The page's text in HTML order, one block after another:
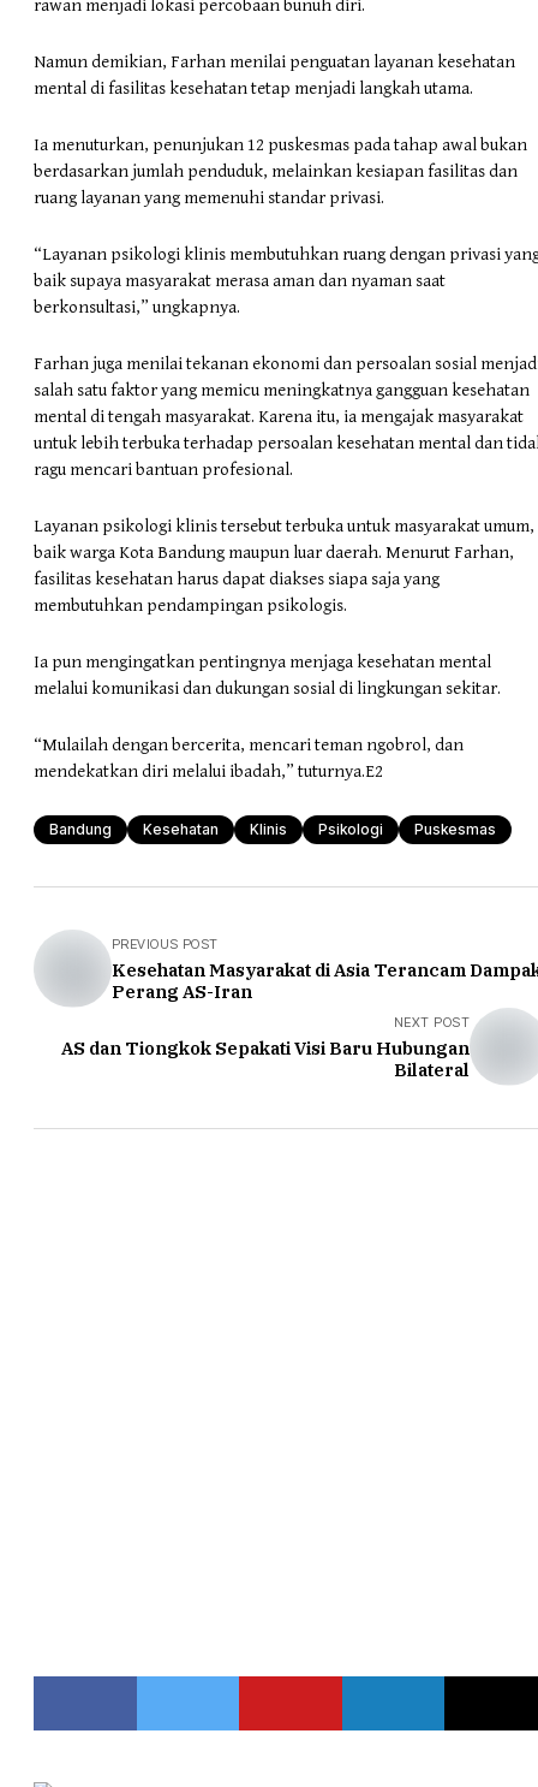
rawan menjadi lokasi percobaan bunuh diri.
Namun demikian, Farhan menilai penguatan layanan kesehatan
mental di fasilitas kesehatan tetap menjadi langkah utama.
Ia menuturkan, penunjukan 12 puskesmas pada tahap awal bukan
berdasarkan jumlah penduduk, melainkan kesiapan fasilitas dan
ruang layanan yang memenuhi standar privasi.
“Layanan psikologi klinis membutuhkan ruang dengan privasi
baik supaya masyarakat merasa aman dan nyaman saat
berkonsultasi,” ungkapnya.
Farhan juga menilai tekanan ekonomi dan persoalan sosial
salah satu faktor yang memicu meningkatnya gangguan kesehatan
mental di tengah masyarakat. Karena itu, ia mengajak masyarakat
untuk lebih terbuka terhadap persoalan kesehatan mental dan
ragu mencari bantuan profesional.
Layanan psikologi klinis tersebut terbuka untuk masyarakat umum,
baik warga Kota Bandung maupun luar daerah. Menurut Farhan,
fasilitas kesehatan harus dapat diakses siapa saja yang
membutuhkan pendampingan psikologis.
Ia pun mengingatkan pentingnya menjaga kesehatan mental
melalui komunikasi dan dukungan sosial di lingkungan sekitar.
“Mulailah dengan bercerita, mencari teman ngobrol, dan
mendekatkan diri melalui ibadah,” tuturnya.E2
Bandung Kesehatan Klinis Psikologi Puskesmas
PREVIOUS POST
Kesehatan Masyarakat di Asia Terancam
Perang AS-Iran
NEXT POST
AS dan Tiongkok Sepakati Visi Baru Hubungan
Bilateral